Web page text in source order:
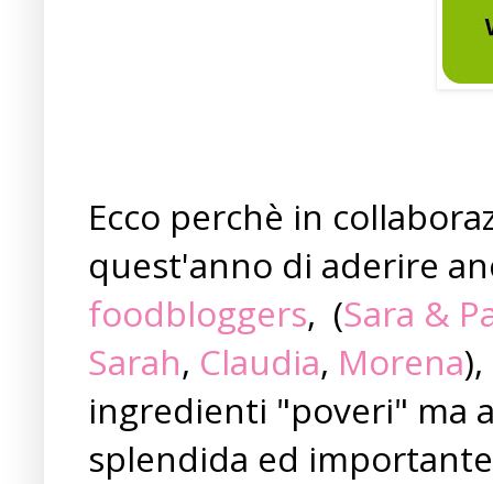
Ecco perchè in
quest'anno di aderire
foodbloggers, (Sara &
Sarah, Claudia, Morena
ingredienti "poveri" ma
splendida ed